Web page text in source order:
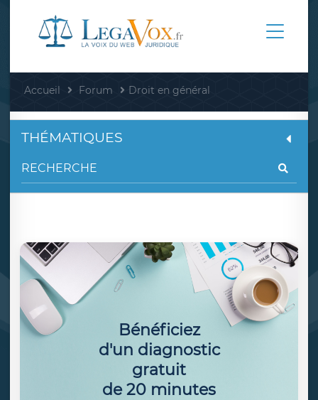
Accueil Forum Droit en général
THÉMATIQUES
Bénéficiez
d'un diagnostic
gratuit
de 20 minutes